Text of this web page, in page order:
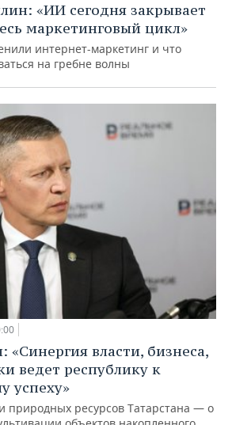
«ИИ сегодня закрывает
маркетинговый цикл»
интернет-маркетинг и что
на гребне волны
«Синергия власти, бизнеса,
ведет республику к
успеху»
природных ресурсов Татарстана — о